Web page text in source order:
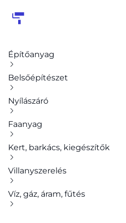
Építőanyag
Belsőépítészet
Nyílászáró
Faanyag
Kert, barkács, kiegészítők
Villanyszerelés
Víz, gáz, áram, fűtés